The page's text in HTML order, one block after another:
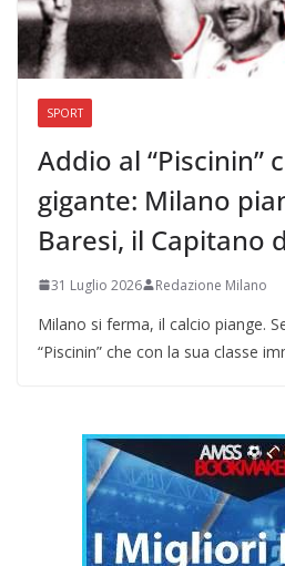
SPORT
Addio al “Piscinin”
gigante: Milano
Baresi, il Capitano
31 Luglio 2026 Redazione Milano
Milano si ferma, il calcio piange.
“Piscinin” che con la sua classe